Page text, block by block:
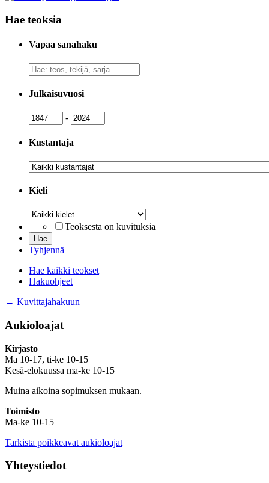
Hae teoksia
Vapaa sanahaku
Vapaa
sanahaku
Julkaisuvuosi
Julkaisuvuosi
- Julkaisuvuosi
Kustantaja
Kustantaja
Kieli
Kieli
Teoksesta on kuvituksia
Tyhjennä
Hae kaikki teokset
Hakuohjeet
→ Kuvittajahakuun
Aukioloajat
Kirjasto
Ma 10-17, ti-ke 10-15
Kesä-elokuussa ma-ke 10-15
Muina aikoina sopimuksen mukaan.
Toimisto
Ma-ke 10-15
Tarkista poikkeavat aukioloajat
Yhteystiedot